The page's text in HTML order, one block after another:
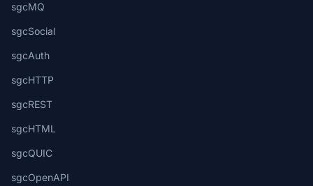
sgcMQ
sgcSocial
sgcAuth
sgcHTTP
sgcREST
sgcHTML
sgcQUIC
sgcOpenAPI